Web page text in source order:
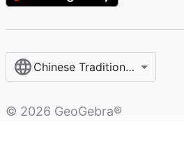
Chinese Traditional / 繁體中文
© 2026 GeoGebra®